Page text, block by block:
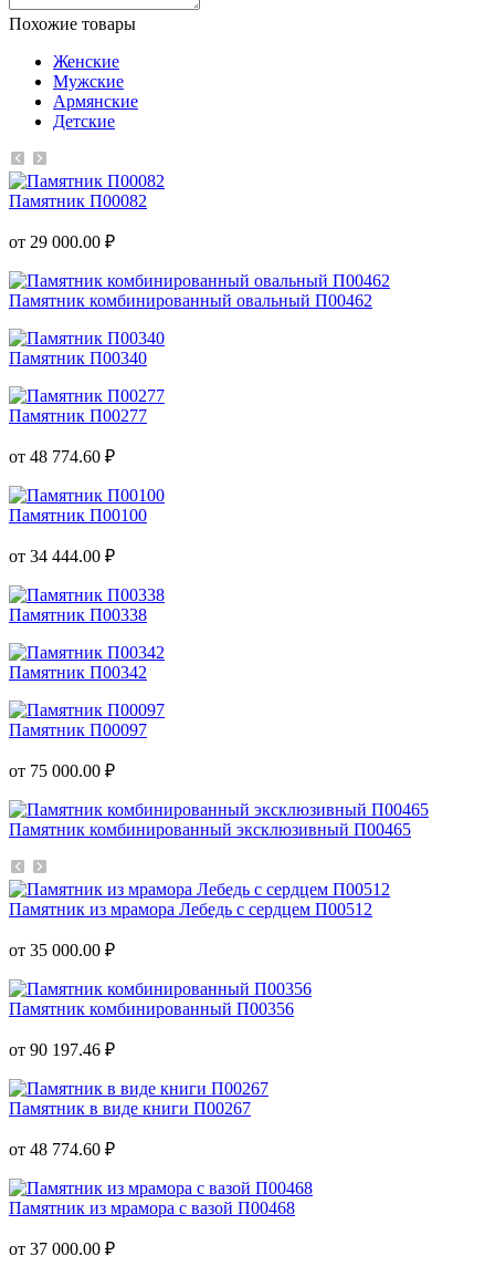
Похожие товары
Женские
Мужские
Армянские
Детские
Памятник П00082
от 29 000.00 ₽
Памятник комбинированный овальный П00462
Памятник П00340
Памятник П00277
от 48 774.60 ₽
Памятник П00100
от 34 444.00 ₽
Памятник П00338
Памятник П00342
Памятник П00097
от 75 000.00 ₽
Памятник комбинированный эксклюзивный П00465
Памятник из мрамора Лебедь с сердцем П00512
от 35 000.00 ₽
Памятник комбинированный П00356
от 90 197.46 ₽
Памятник в виде книги П00267
от 48 774.60 ₽
Памятник из мрамора с вазой П00468
от 37 000.00 ₽